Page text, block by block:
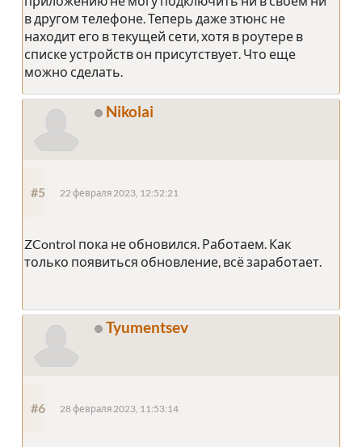
в другом телефоне. Теперь даже зтюнс не
находит его в текущей сети, хотя в роутере в
списке устройств он присутствует. Что еще
можно сделать.
Nikolai
#5 22 февраля 2023, 12:52:21
ZControl пока не обновился. Работаем. Как
только появиться обновление, всё заработает.
Tyumentsev
#6 28 февраля 2023, 11:53:14